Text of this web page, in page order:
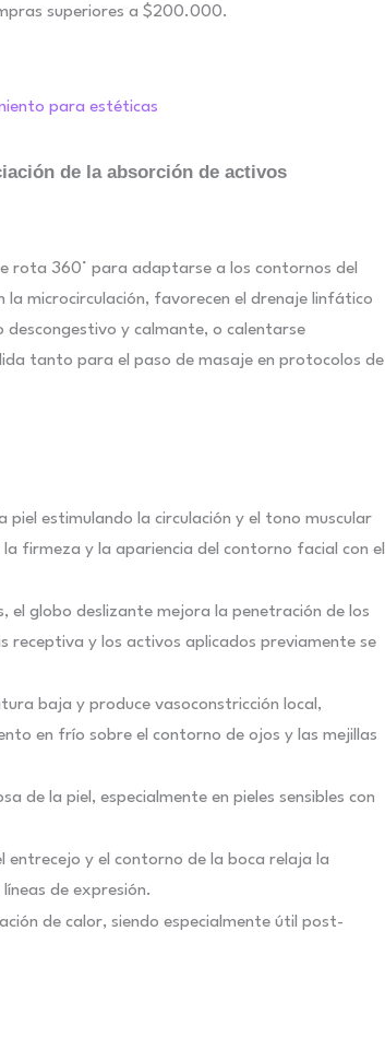
superiores a $200.000.
para estéticas
de la absorción de activos
rota 360° para adaptarse a los contornos del
microcirculación, favorecen el drenaje linfático
y calmante, o calentarse
tanto para el paso de masaje en protocolos de
estimulando la circulación y el tono muscular
firmeza y la apariencia del contorno facial con el
el globo deslizante mejora la penetración de los
receptiva y los activos aplicados previamente se
baja y produce vasoconstricción local,
en frío sobre el contorno de ojos y las mejillas
de la piel, especialmente en pieles sensibles con
y el contorno de la boca relaja la
de expresión.
de calor, siendo especialmente útil post-